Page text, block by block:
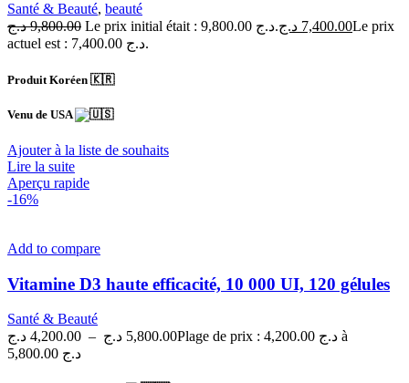
Santé & Beauté, beauté
9,800.00 د.ج Le prix initial était : 9,800.00 د.ج. 7,400.00 د.ج
Le prix
actuel est : 7,400.00 د.ج.
Produit Koréen 🇰🇷
Venu de USA
Ajouter à la liste de souhaits
Lire la suite
Aperçu rapide
-16%
Add to compare
Vitamine D3 haute efficacité, 10 000 UI, 120 gélules
Santé & Beauté
4,200.00 د.ج – 5,800.00 د.ج
Plage de prix : 4,200.00 د.ج à
5,800.00 د.ج